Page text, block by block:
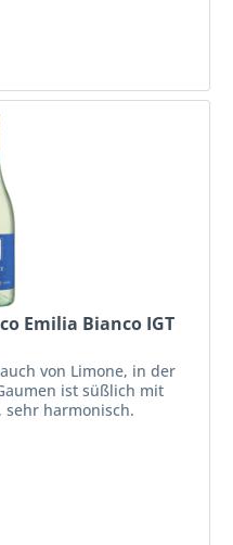
Emilia Bianco IGT
von Limone, in der
ist süßlich mit
harmonisch.